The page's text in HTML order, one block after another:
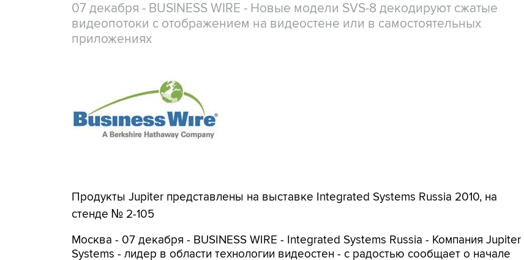
07 декабря - BUSINESS WIRE - Новые модели SVS-8 декодируют сжатые
видеопотоки с отображением на видеостене или в самостоятельных
приложениях
Продукты Jupiter представлены на выставке Integrated Systems Russia 2010, на
стенде № 2-105
Москва - 07 декабря - BUSINESS WIRE - Integrated Systems Russia - Компания Jupiter
Systems - лидер в области технологии видеостен - с радостью сообщает о начале